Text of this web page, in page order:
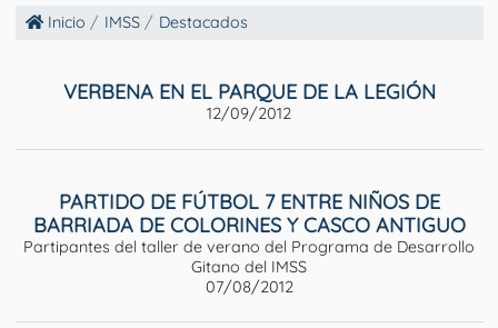
Inicio IMSS Destacados
VERBENA EN EL PARQUE DE LA LEGIÓN
12/09/2012
PARTIDO DE FÚTBOL 7 ENTRE NIÑOS DE
BARRIADA DE COLORINES Y CASCO ANTIGUO
Partipantes del taller de verano del Programa de Desarrollo
Gitano del IMSS
07/08/2012